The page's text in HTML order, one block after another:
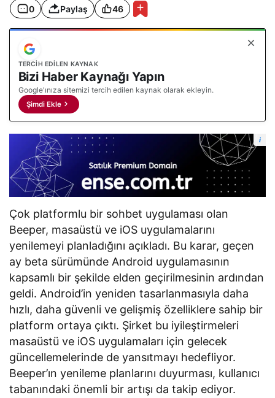
0 Paylaş 46
TERCIH EDILEN KAYNAK
Bizi Haber Kaynağı Yapın
Google'ınıza sitemizi tercih edilen kaynak olarak ekleyin.
Şimdi Ekle
i
Çok platformlu bir sohbet uygulaması olan
Beeper, masaüstü ve iOS uygulamalarını
yenilemeyi planladığını açıkladı. Bu karar, geçen
ay beta sürümünde Android uygulamasının
kapsamlı bir şekilde elden geçirilmesinin ardından
geldi. Android’in yeniden tasarlanmasıyla daha
hızlı, daha güvenli ve gelişmiş özelliklere sahip bir
platform ortaya çıktı. Şirket bu iyileştirmeleri
masaüstü ve iOS uygulamaları için gelecek
güncellemelerinde de yansıtmayı hedefliyor.
Beeper’ın yenileme planlarını duyurması, kullanıcı
tabanındaki önemli bir artışı da takip ediyor.